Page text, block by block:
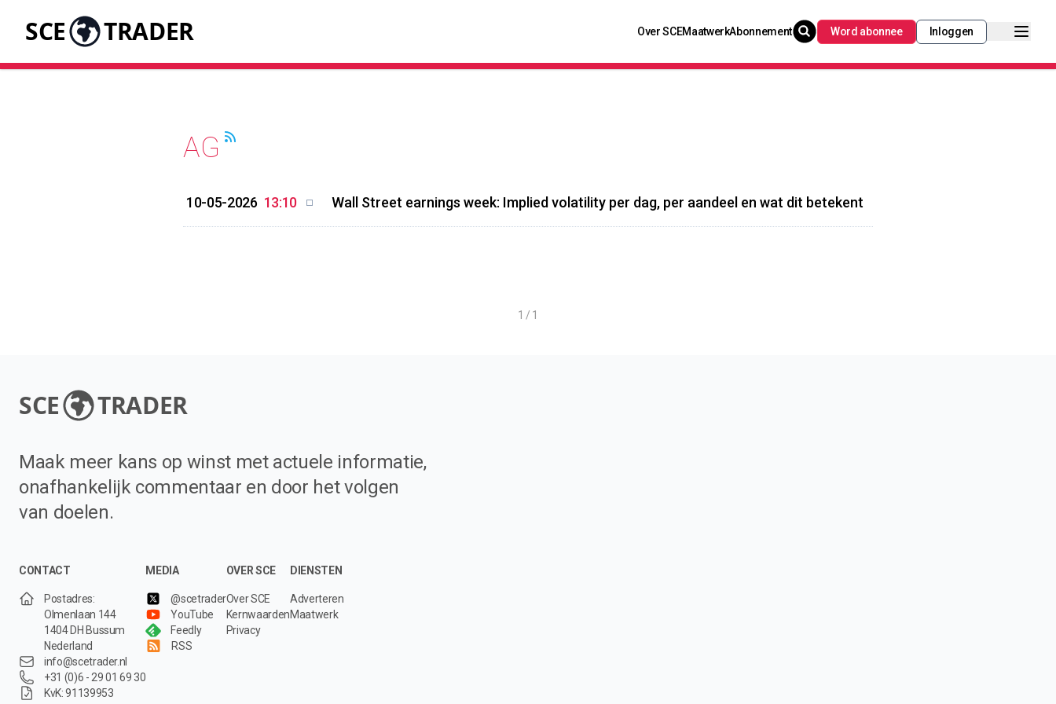
SCE TRADER Over SCEMaatwerkAbonnement Word abonnee Inloggen
AG
10-05-2026 13:10 Wall Street earnings week: Implied volatility per dag, per aandeel en wat dit betekent
1 / 1
SCE TRADER
Maak meer kans op winst met actuele informatie,
onafhankelijk commentaar en door het volgen
van doelen.
CONTACT
Postadres:
Olmenlaan 144
1404 DH Bussum
Nederland
info@scetrader.nl
+31 (0)6 - 29 01 69 30
KvK: 91139953
MEDIA
@scetrader
YouTube
Feedly
RSS
OVER SCE
Over SCE
Kernwaarden
Privacy
DIENSTEN
Adverteren
Maatwerk